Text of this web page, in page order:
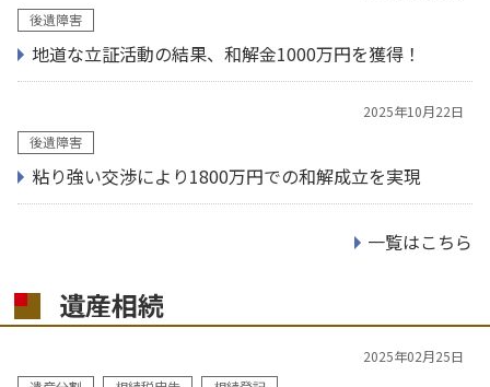
後遺障害
地道な立証活動の結果、和解金1000万円を獲得！
2025年10月22日
後遺障害
粘り強い交渉により1800万円での和解成立を実現
一覧はこちら
遺産相続
2025年02月25日